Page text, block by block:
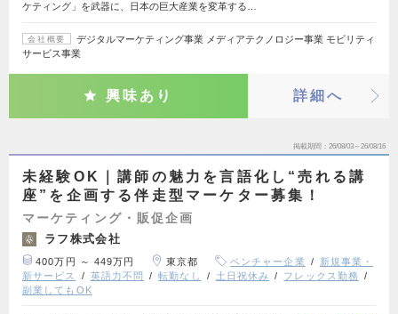
ケティング」を武器に、日本の巨大産業を変革する…
会社概要
デジタルマーケティング事業 メディアテクノロジー事業 モビリティ
サービス事業
興味あり 詳細へ
掲載期間 26/08/03～26/08/16
未経験OK｜講師の魅力を言語化し“売れる講
座”を企画する伴走型マーケター募集！
マーケティング・販促企画
ラフ株式会社
400万円 ～ 449万円 東京都 ベンチャー企業
新規事業・
新サービス
英語力不問 転勤なし 土日祝休み
フレックス勤務
副業してもOK